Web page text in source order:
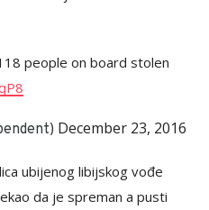
people on board stolen
December 23, 2016
ubijenog libijskog vođe
da je spreman a pusti